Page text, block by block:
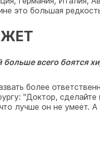
это большая
всего боятся
более
"Доктор,
лучше он не умеет.